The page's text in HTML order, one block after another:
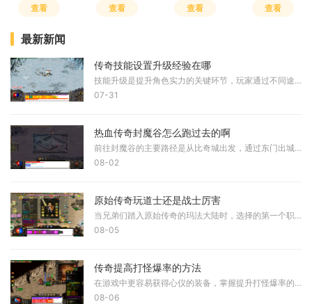
查看 查看 查看 查看
最新新闻
传奇技能设置升级经验在哪
技能升级是提升角色实力的关键环节，玩家通过不同途径获取技能书或积累经验值来实现技能等级的提升。技能的升级直接影响角色的战斗效率和生存能力，因此了解技能升级的具体位
07-31
热血传奇封魔谷怎么跑过去的啊
前往封魔谷的主要路径是从比奇城出发，通过东门出城后进入沃玛森林，接着向右下方即东南方向移动，即可找到封魔谷的入口。另一条路线是从盟重土城开始，向左下方即西南方向移
08-02
原始传奇玩道士还是战士厉害
当兄弟们踏入原始传奇的玛法大陆时，选择的第一个职业往往会决定后续的游戏体验。道士在当前版本中被许多老玩家誉为版本之子，拥有独特的双流派玩法，既能承担团队的守护者角
08-05
传奇提高打怪爆率的方法
在游戏中更容易获得心仪的装备，掌握提升打怪爆率的技巧十分重要。首先需要理解游戏的基本机制，爆率是指击败怪物后掉落物品的概率，不同的怪物和地点拥有不同的爆率设定。通
08-06